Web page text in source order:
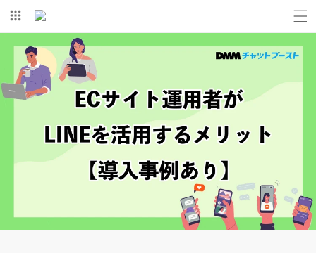
コンテ
ンツに
進む